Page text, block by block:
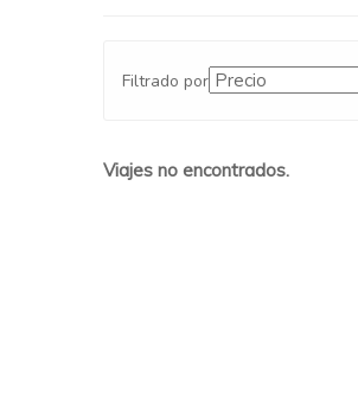
Filtrado por
Viajes no encontrados.